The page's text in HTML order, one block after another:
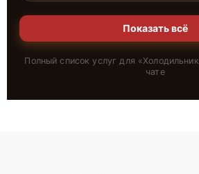
Показать всё
Полный список услуг для «Холодильник
чате